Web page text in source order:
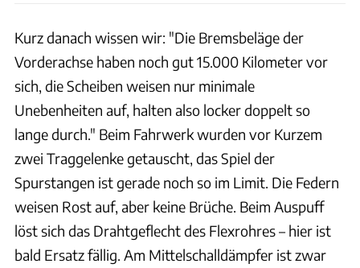
Kurz danach wissen wir: "Die Bremsbeläge der
Vorderachse haben noch gut 15.000 Kilometer vor
sich, die Scheiben weisen nur minimale
Unebenheiten auf, halten also locker doppelt so
lange durch." Beim Fahrwerk wurden vor Kurzem
zwei Traggelenke getauscht, das Spiel der
Spurstangen ist gerade noch so im Limit. Die Federn
weisen Rost auf, aber keine Brüche. Beim Auspuff
löst sich das Drahtgeflecht des Flexrohres – hier ist
bald Ersatz fällig. Am Mittelschalldämpfer ist zwar